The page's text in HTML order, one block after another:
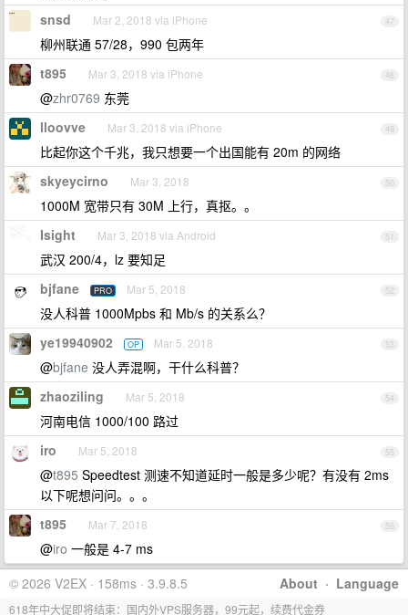
47
snsd Mar 2, 2018 via iPhone
柳州联通 57/28，990 包两年
48
t895 Mar 3, 2018 via iPhone
@zhr0769 东莞
49
lloovve Mar 3, 2018 via iPhone
比起你这个千兆，我只想要一个出国能有 20m 的网络
50
skyeycirno Mar 3, 2018
1000M 宽带只有 30M 上行，真抠。。
51
Isight Mar 3, 2018 via Android
武汉 200/4，lz 要知足
52
bjfane PRO Mar 5, 2018
没人科普 1000Mpbs 和 Mb/s 的关系么？
53
ye19940902 OP Mar 5, 2018
@bjfane 没人弄混啊，干什么科普？
54
zhaoziling Mar 5, 2018
河南电信 1000/100 路过
55
iro Mar 5, 2018
@t895 Speedtest 测速不知道延时一般是多少呢？有没有 2ms
以下呢想问问。。。
56
t895 Mar 7, 2018
@iro 一般是 4-7 ms
About · Language
© 2026 V2EX · 158ms · 3.9.8.5
618年中大促即将结束：国内外VPS服务器，99元起，续费代金券